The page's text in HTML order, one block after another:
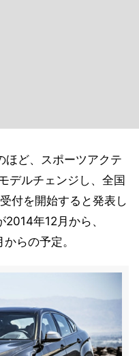
ほど、スポーツアクテ
デルチェンジし、全国
付を開始すると発表し
年12月から、
らの予定。